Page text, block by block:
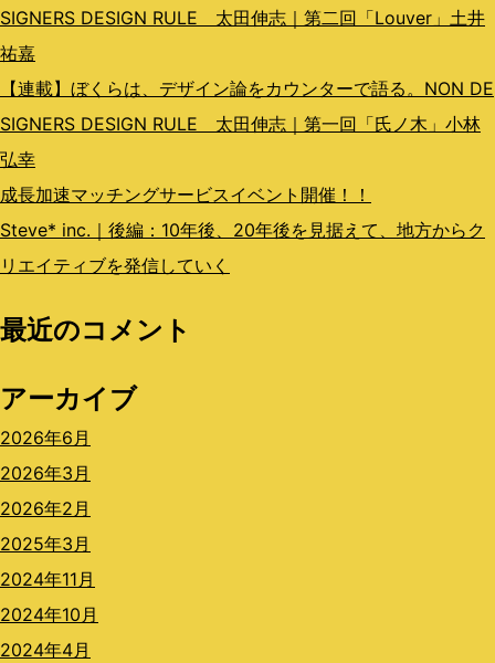
SIGNERS DESIGN RULE 太田伸志｜第二回「Louver」土井
祐嘉
【連載】ぼくらは、デザイン論をカウンターで語る。NON DE
SIGNERS DESIGN RULE 太田伸志｜第一回「氏ノ木」小林
弘幸
成長加速マッチングサービスイベント開催！！
Steve* inc.｜後編：10年後、20年後を見据えて、地方からク
リエイティブを発信していく
最近のコメント
アーカイブ
2026年6月
2026年3月
2026年2月
2025年3月
2024年11月
2024年10月
2024年4月